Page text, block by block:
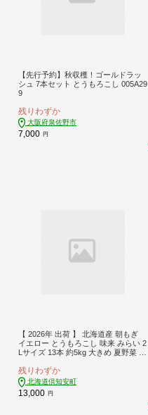
【先行予約】秋収穫！ゴールドラッ
シュ 7本セット とうもろこし 005A29
9
残りわずか
大阪府泉佐野市
7,000 円
【 2026年 出荷 】 北海道産 朝もぎ
イエロー とうもろこし 味来 みらい 2
Lサイズ 13本 約5kg 大きめ 夏野菜 と
ト 産地直送 コーン 産直 グリーンア
ースファーム スイートコーン
残りわずか
北海道倶知安町
13,000 円